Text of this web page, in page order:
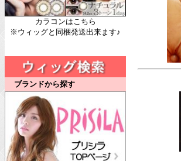
カラコンはこちら
※ウィッグと同梱発送出来ます♪
ブランドから探す